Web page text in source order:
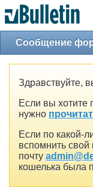
Сообщение
Здравствуйте,
Если вы хотите
нужно
Если по какой-
вспомнить
почту
кошелька была